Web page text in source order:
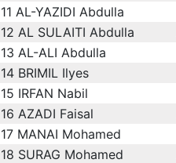
11 AL-YAZIDI Abdulla
12 AL SULAITI Abdulla
13 AL-ALI Abdulla
14 BRIMIL Ilyes
15 IRFAN Nabil
16 AZADI Faisal
17 MANAI Mohamed
18 SURAG Mohamed